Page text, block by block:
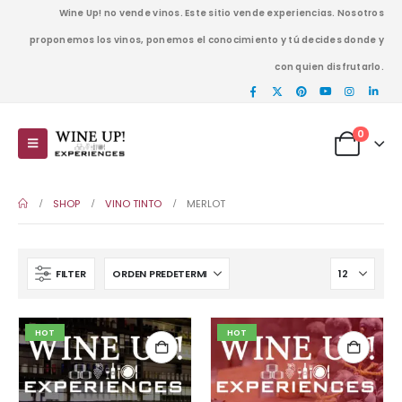
Wine Up! no vende vinos. Este sitio vende experiencias. Nosotros
proponemos los vinos, ponemos el conocimiento y tú decides donde y
con quien disfrutarlo.
0
SHOP VINO TINTO MERLOT
FILTER
HOT HOT